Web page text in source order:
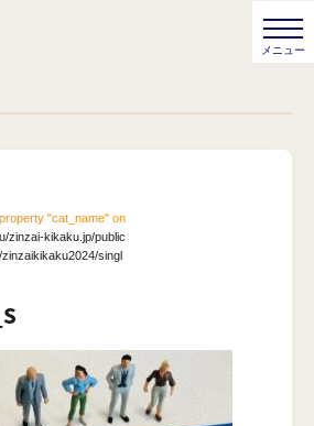
"cat_name" on
zinzai-kikaku.jp/public
zinzaikikaku2024/singl